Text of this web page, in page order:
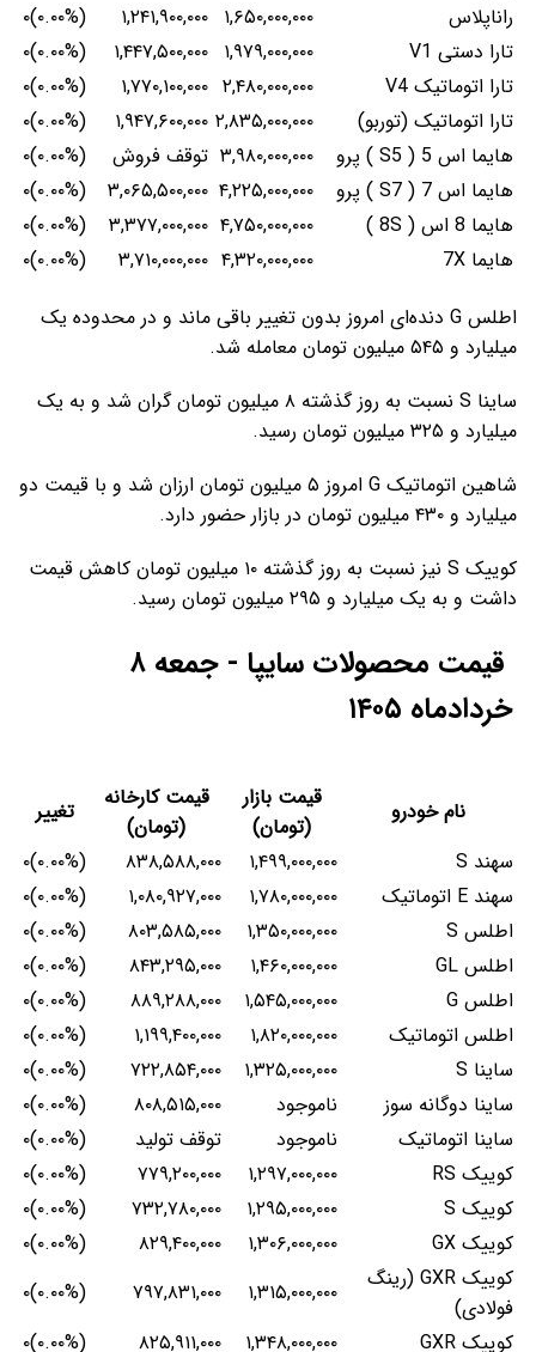
راناپلاس
۱,۶۵۰,۰۰۰,۰۰۰ ۱,۲۴۱,۹۰۰,۰۰۰
(۰.۰۰%)۰
تارا دستی V1
۱,۹۷۹,۰۰۰,۰۰۰ ۱,۴۴۷,۵۰۰,۰۰۰
(۰.۰۰%)۰
تارا اتوماتیک V4
۲,۴۸۰,۰۰۰,۰۰۰ ۱,۷۷۰,۱۰۰,۰۰۰
(۰.۰۰%)۰
تارا اتوماتیک (توربو)
۲,۸۳۵,۰۰۰,۰۰۰ ۱,۹۴۷,۶۰۰,۰۰۰
(۰.۰۰%)۰
هایما اس 5 ( S5 ) پرو
۳,۹۸۰,۰۰۰,۰۰۰ توقف فروش
(۰.۰۰%)۰
هایما اس 7 ( S7 ) پرو
۴,۲۲۵,۰۰۰,۰۰۰ ۳,۰۶۵,۵۰۰,۰۰۰
(۰.۰۰%)۰
هایما 8 اس ( 8S )
۴,۷۵۰,۰۰۰,۰۰۰ ۳,۳۷۷,۰۰۰,۰۰۰
(۰.۰۰%)۰
هایما 7X
۴,۳۲۰,۰۰۰,۰۰۰ ۳,۷۱۰,۰۰۰,۰۰۰
(۰.۰۰%)۰
اطلس G دنده‌ای امروز بدون تغییر باقی ماند و در محدوده یک
میلیارد و ۵۴۵ میلیون تومان معامله شد.
ساینا S نسبت به روز گذشته ۸ میلیون تومان گران شد و به یک
میلیارد و ۳۲۵ میلیون تومان رسید.
شاهین اتوماتیک G امروز ۵ میلیون تومان ارزان شد و با قیمت دو
میلیارد و ۴۳۰ میلیون تومان در بازار حضور دارد.
کوییک S نیز نسبت به روز گذشته ۱۰ میلیون تومان کاهش قیمت
داشت و به یک میلیارد و ۲۹۵ میلیون تومان رسید.
قیمت محصولات سایپا - جمعه ۸
خردادماه ۱۴۰۵
نام خودرو
قیمت بازار
(تومان)
قیمت کارخانه
(تومان)
تغییر
سهند S
۱,۴۹۹,۰۰۰,۰۰۰ ۸۳۸,۵۸۸,۰۰۰
(۰.۰۰%)۰
سهند E اتوماتیک
۱,۷۸۰,۰۰۰,۰۰۰ ۱,۰۸۰,۹۲۷,۰۰۰
(۰.۰۰%)۰
اطلس S
۱,۳۵۰,۰۰۰,۰۰۰ ۸۰۳,۵۸۵,۰۰۰
(۰.۰۰%)۰
اطلس GL
۱,۴۶۰,۰۰۰,۰۰۰ ۸۴۳,۲۹۵,۰۰۰
(۰.۰۰%)۰
اطلس G
۱,۵۴۵,۰۰۰,۰۰۰ ۸۸۹,۲۸۸,۰۰۰
(۰.۰۰%)۰
اطلس اتوماتیک
۱,۸۲۰,۰۰۰,۰۰۰ ۱,۱۹۹,۴۰۰,۰۰۰
(۰.۰۰%)۰
ساینا S
۱,۳۲۵,۰۰۰,۰۰۰ ۷۲۲,۸۵۴,۰۰۰
(۰.۰۰%)۰
ساینا دوگانه سوز
ناموجود ۸۰۸,۵۱۵,۰۰۰
(۰.۰۰%)۰
ساینا اتوماتیک
ناموجود توقف تولید
(۰.۰۰%)۰
کوییک RS
۱,۲۹۷,۰۰۰,۰۰۰ ۷۷۹,۲۰۰,۰۰۰
(۰.۰۰%)۰
کوییک S
۱,۲۹۵,۰۰۰,۰۰۰ ۷۳۲,۷۸۰,۰۰۰
(۰.۰۰%)۰
کوییک GX
۱,۳۰۶,۰۰۰,۰۰۰ ۸۲۹,۴۰۰,۰۰۰
(۰.۰۰%)۰
کوییک GXR (رینگ
فولادی)
۱,۳۱۵,۰۰۰,۰۰۰ ۷۹۷,۸۳۱,۰۰۰
(۰.۰۰%)۰
کوییک GXR
۱,۳۴۸,۰۰۰,۰۰۰ ۸۲۵,۹۱۱,۰۰۰ (۰.۰۰%)۰